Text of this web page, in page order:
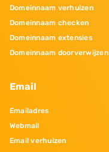
Domeinnaam verhuizen
Domeinnaam checken
Domeinnaam extensies
Domeinnaam doorverwijzen
Email
Emailadres
Webmail
Email verhuizen